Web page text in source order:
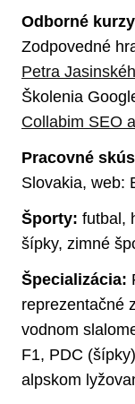
Odborné
Zodpovedné
Petra
Školenia
Collabim SEO
Pracovné
Slovakia, web:
Športy: futbal,
šípky, zimné
Špecializácia:
reprezentačné
vodnom
F1, PDC
alpskom